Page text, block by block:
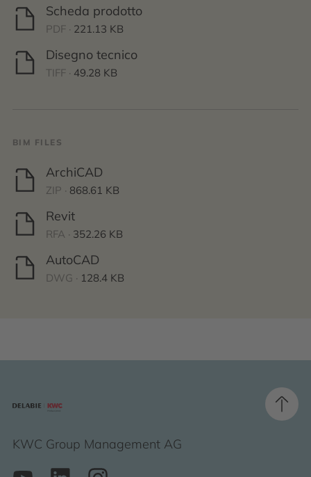
Scheda prodotto
PDF · 221.13 KB
Disegno tecnico
TIFF · 49.28 KB
BIM FILES
ArchiCAD
ZIP · 868.61 KB
Revit
RFA · 352.26 KB
AutoCAD
DWG · 128.4 KB
KWC Group Management AG